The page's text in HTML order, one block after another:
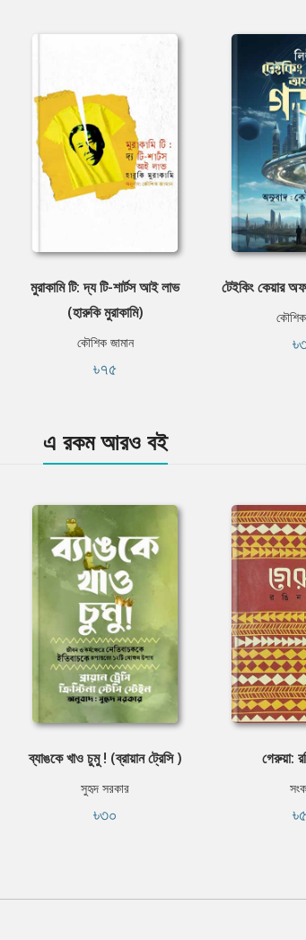
মুরাকামি টি: দ্য টি-শার্টস আই লাভ
(হারুকি মুরাকামি)
কৌশিক জামান
৳৭৫
টেইকিং কেয়ার
এ রকম আরও বই
ব্যাঙকে খাও চুমু ! (ব্রায়ান ট্রেসি )
সুহৃদ সরকার
৳৩০
গেরুয়া: